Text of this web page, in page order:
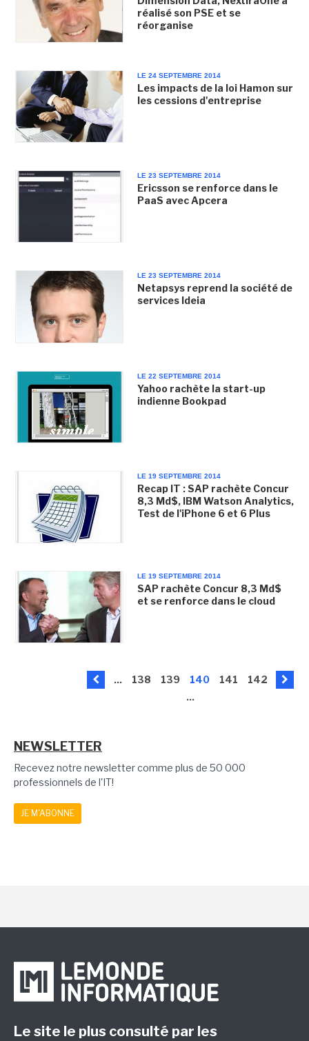
réalisé son PSE et se
réorganise
LE 24 SEPTEMBRE 2014
Les impacts de la loi Hamon sur
les cessions d'entreprise
LE 23 SEPTEMBRE 2014
Ericsson se renforce dans le
PaaS avec Apcera
LE 23 SEPTEMBRE 2014
Netapsys reprend la société de
services Ideia
LE 22 SEPTEMBRE 2014
Yahoo rachète la start-up
indienne Bookpad
LE 19 SEPTEMBRE 2014
Recap IT : SAP rachète Concur
8,3 Md$, IBM Watson Analytics,
Test de l'iPhone 6 et 6 Plus
LE 19 SEPTEMBRE 2014
SAP rachète Concur 8,3 Md$
et se renforce dans le cloud
... 138 139 140 141
142
...
NEWSLETTER
Recevez notre newsletter comme plus de 50 000
professionnels de l'IT!
JE M'ABONNE
Le site le plus consulté par les